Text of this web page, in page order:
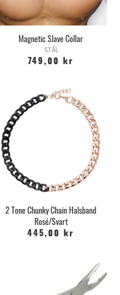
Magnetic Slave Collar
STÅL
749,00 kr
2 Tone Chunky Chain Halsband
Rosé/Svart
445,00 kr